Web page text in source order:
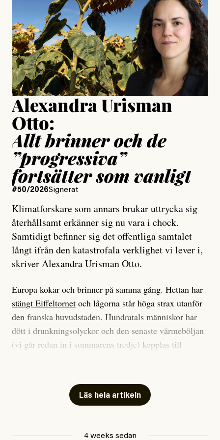
Publicerad24 July, 2026
Jesper Lundby
Publicerad15 July, 2026
Uppdaterad15 July, 2026
Alexandra Urisman
Otto:
Allt brinner och de
”progressiva”
fortsätter som vanligt
#50/2026Signerat
Klimatforskare som annars brukar uttrycka sig
återhållsamt erkänner sig nu vara i chock.
Samtidigt befinner sig det offentliga samtalet
långt ifrån den katastrofala verklighet vi lever i,
skriver Alexandra Urisman Otto.
Europa kokar och brinner på samma gång. Hettan har
stängt Eiffeltornet och lågorna står höga strax utanför
den franska huvudstaden. Hundratals människor har
dött i drunkningsolyckor och den senaste värmeböljan
(vi går redan in i sommarens tredje) kopplas till
Har du också panik i hettan? Känns det som en
mardröm? Bra, allt annat vore fullständigt orimligt.
att han brukar vara ganska återhållsam när han
Läs hela artikeln
4 weeks sedan